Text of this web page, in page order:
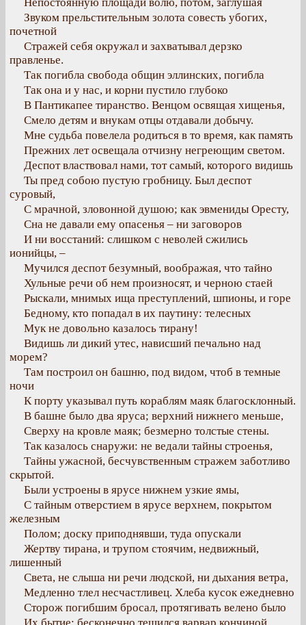
Звуком прельстительным золота совесть убогих,
почетной
Стражей себя окружал и захватывал дерзко
правленье.
Так погибла свобода общин эллинских, погибла
Так она и у нас, и корни пустило глубоко
В Пантикапее тиранство. Венцом освящая хищенья,
Смело детям и внукам отцы отдавали добычу.
Мне судьба повелела родиться в то время, как память
Прежних лет освещала отчизну негреющим светом.
Деспот властвовал нами, тот самый, которого видишь
Ты пред собою пустую гробницу. Был деспот
суровый,
С мрачной, зловонной душою; как эвмениды Оресту,
Сна не давали ему опасенья – ни заговоров
И ни восстаний: слишком с неволей сжились
ионийцы, –
Мучился деспот безумный, воображая, что тайно
Хульные речи об нем произносят, и черною стаей
Рыскали, мнимых ища преступлений, шпионы, и горе
Бедному, кто попадал в их паутину: телесных
Мук не довольно казалось тирану!
Видишь ли дикий утес, нависший печально над
морем?
Там построил он башню, под видом, чтоб в темные
ночи
К порту указывал путь кораблям маяк благосклонный.
В башне было два яруса; верхний нижнего меньше,
Сверху на кровле маяк; безмерно толстые стены.
Так казалось снаружи: не ведали тайны строенья,
Тайны ужасной, бесчувственным стражем заботливо
скрытой.
Были устроены в ярусе нижнем узкие ямы,
С тайным отверстием в ярусе верхнем, покрытом
железным
Полом; доску приподнявши, туда опускали
Жертву тирана, и трупом стоячим, недвижный,
лишенный
Света, не слыша ни речи людской, ни дыхания ветра,
Медленно тлел несчастливец. Хлеба кусок ежедневно
Сторож погибшим бросал, протягивать велено было